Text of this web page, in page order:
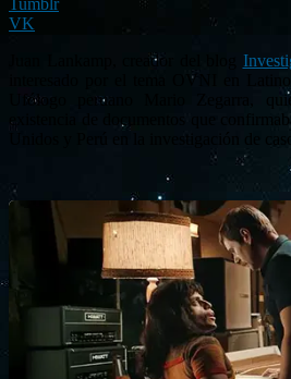
Tumblr
VK
Juan Lankamp, creador del blog
interesado por el tema OVNI en
Ufólogo peruano Mario Zegarra,
existencia de documentos que
Unidos y Perú en la investigación de